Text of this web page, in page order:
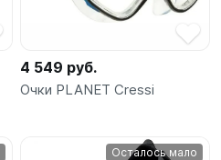
4 549 руб.
Очки PLANET Cressi
Осталось мало